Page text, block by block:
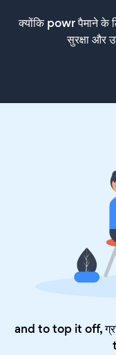
क्योंकि powr पैमाने के
सुरक्षा और
and to top it off,